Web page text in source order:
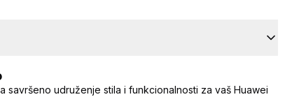
savršeno udruženje stila i funkcionalnosti za vaš Huawei